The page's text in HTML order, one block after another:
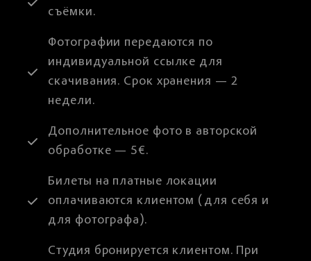
съёмки.
Фотографии передаются по
индивидуальной ссылке для
скачивания. Срок хранения — 2
недели.
Дополнительное фото в авторской
обработке — 5€.
Билеты на платные локации
оплачиваются клиентом (для себя и
для фотографа).
Студия бронируется клиентом. При